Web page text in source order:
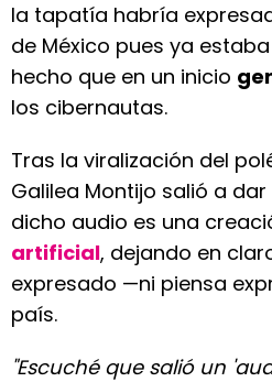
la tapatía habría
de México pues ya
hecho que en un inicio
los cibernautas.
Tras la viralización del
Galilea Montijo salió a
dicho audio es una
artificial, dejando en
expresado —ni piensa
país.
"Escuché que salió un